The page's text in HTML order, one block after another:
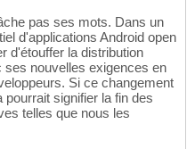
pas ses mots. Dans un
d'applications Android open
d'étouffer la distribution
ses nouvelles exigences en
Si ce changement
signifier la fin des
telles que nous les